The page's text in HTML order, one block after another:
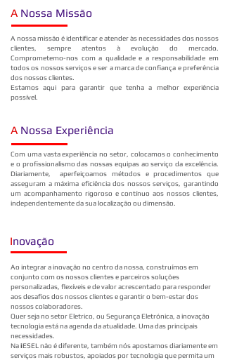
A Nossa Missão
A nossa missão é identificar e atender às necessidades dos nossos
clientes, sempre atentos à evolução do mercado.
Comprometemo-nos com a qualidade e a responsabilidade em
todos os nossos serviços e ser a marca de confiança e preferência
dos nossos clientes.
Estamos aqui para garantir que tenha a melhor experiência
possível.
A Nossa Experiência
Com uma vasta experiência no setor, colocamos o conhecimento
e o profissionalismo das nossas equipas ao serviço da excelência.
Diariamente, aperfeiçoamos métodos e procedimentos que
asseguram a máxima eficiência dos nossos serviços, garantindo
um acompanhamento rigoroso e contínuo aos nossos clientes,
independentemente da sua localização ou dimensão.
Inovação
Ao integrar a inovação no centro da nossa, construímos em
conjunto com os nossos clientes e parceiros soluções
personalizadas, flexíveis e de valor acrescentado para responder
aos desafios dos nossos clientes e garantir o bem-estar dos
nossos colaboradores.
Quer seja no setor Eletrico, ou Segurança Eletrónica, a inovação
tecnologia está na agenda da atualidade. Uma das principais
necessidades.
NaiESEL não é diferente, também nós apostamos diariamente em
serviços mais robustos, apoiados por tecnologia que permita um